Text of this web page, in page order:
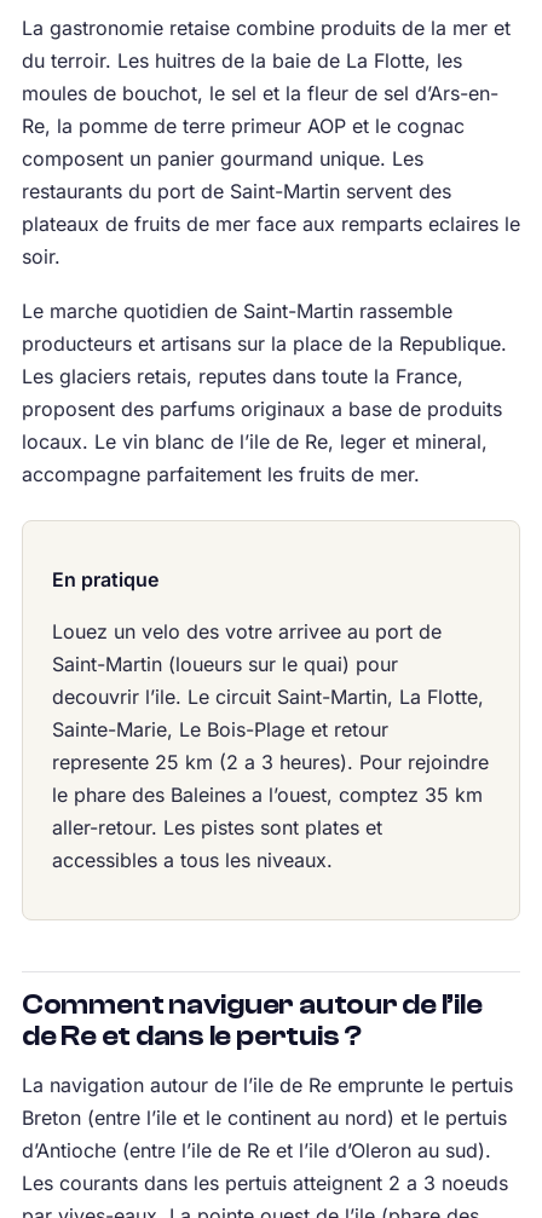
La gastronomie retaise combine produits de la mer et
du terroir. Les huitres de la baie de La Flotte, les
moules de bouchot, le sel et la fleur de sel d’Ars-en-
Re, la pomme de terre primeur AOP et le cognac
composent un panier gourmand unique. Les
restaurants du port de Saint-Martin servent des
plateaux de fruits de mer face aux remparts eclaires le
soir.
Le marche quotidien de Saint-Martin rassemble
producteurs et artisans sur la place de la Republique.
Les glaciers retais, reputes dans toute la France,
proposent des parfums originaux a base de produits
locaux. Le vin blanc de l’ile de Re, leger et mineral,
accompagne parfaitement les fruits de mer.
En pratique
Louez un velo des votre arrivee au port de
Saint-Martin (loueurs sur le quai) pour
decouvrir l’ile. Le circuit Saint-Martin, La Flotte,
Sainte-Marie, Le Bois-Plage et retour
represente 25 km (2 a 3 heures). Pour rejoindre
le phare des Baleines a l’ouest, comptez 35 km
aller-retour. Les pistes sont plates et
accessibles a tous les niveaux.
Comment naviguer autour de l’ile
de Re et dans le pertuis ?
La navigation autour de l’ile de Re emprunte le pertuis
Breton (entre l’ile et le continent au nord) et le pertuis
d’Antioche (entre l’ile de Re et l’ile d’Oleron au sud).
Les courants dans les pertuis atteignent 2 a 3 noeuds